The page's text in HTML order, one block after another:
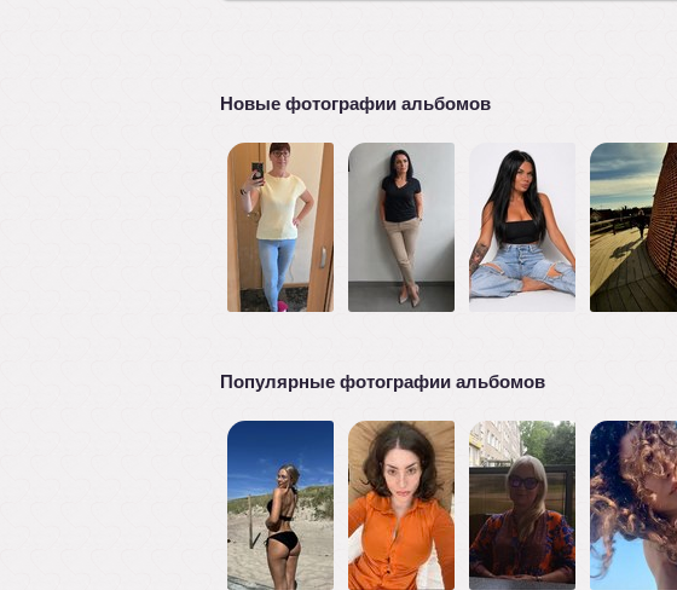
Новые фотографии альбомов
Популярные фотографии альбомов